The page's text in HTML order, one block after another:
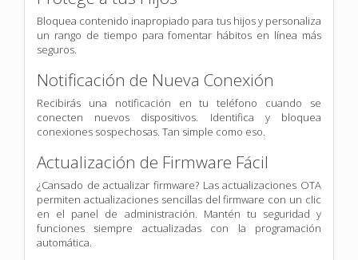
Bloquea contenido inapropiado para tus hijos y personaliza
un rango de tiempo para fomentar hábitos en línea más
seguros.
Notificación de Nueva Conexión
Recibirás una notificación en tu teléfono cuando se
conecten nuevos dispositivos. Identifica y bloquea
conexiones sospechosas. Tan simple como eso.
Actualización de Firmware Fácil
¿Cansado de actualizar firmware? Las actualizaciones OTA
permiten actualizaciones sencillas del firmware con un clic
en el panel de administración. Mantén tu seguridad y
funciones siempre actualizadas con la programación
automática.